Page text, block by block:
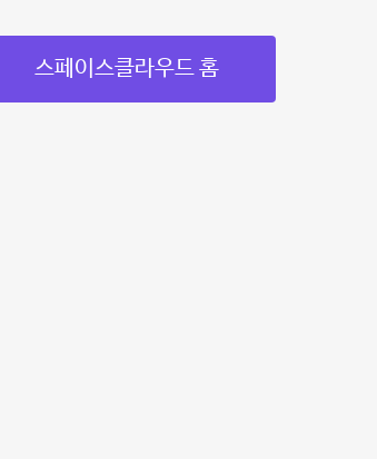
스페이스클라우드 홈